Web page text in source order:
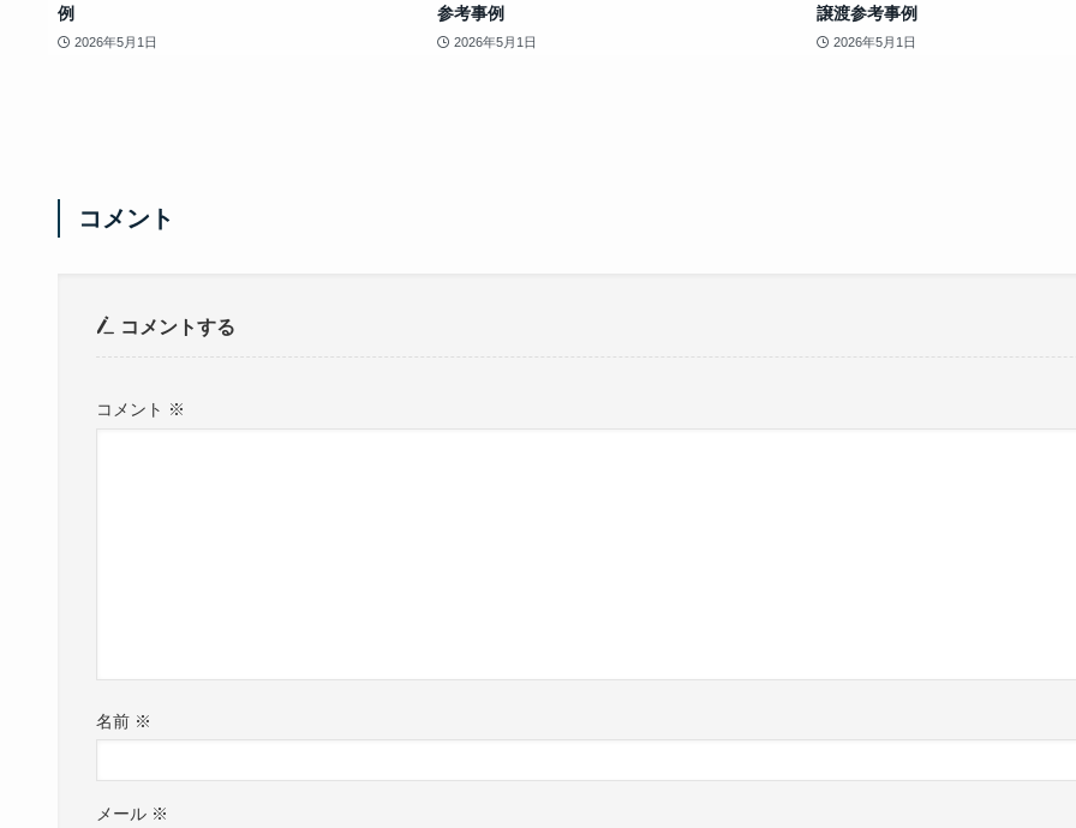
例
2026年5月1日
参考事例
2026年5月1日
譲渡参考事例
2026年5月1日
コメント
コメントする
コメント ※
名前 ※
メール ※